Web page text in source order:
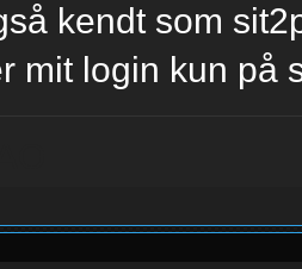
kendt som
mit login kun på